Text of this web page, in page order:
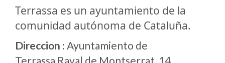
Terrassa es un ayuntamiento de la
comunidad autónoma de Cataluña.
Direccion : Ayuntamiento de
Terrassa,Raval de Montserrat, 14